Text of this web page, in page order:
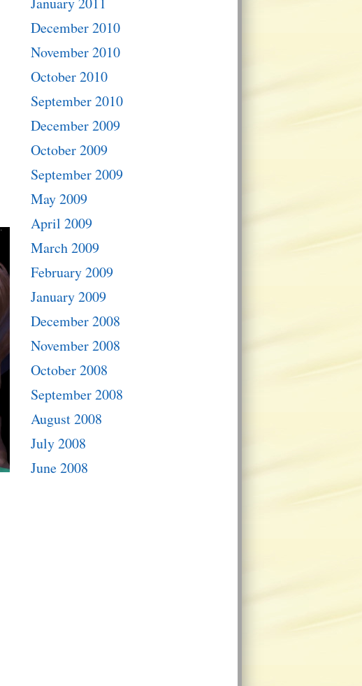
December 2010
November 2010
October 2010
September 2010
December 2009
October 2009
September 2009
May 2009
April 2009
March 2009
February 2009
January 2009
December 2008
November 2008
October 2008
September 2008
August 2008
July 2008
June 2008